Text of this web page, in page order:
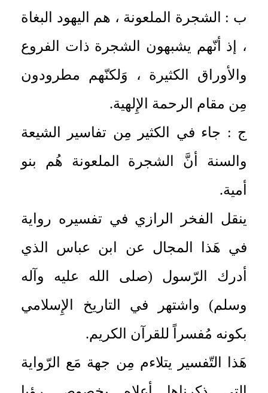
ب : الشجرة الملعونة ، هم اليهود البغاة
، إذ أنّهم يشبهون الشجرة ذات الفروع
والأوراق الكثيرة ، وَلكنّهم مطرودون
مِن مقام الرحمة الإِلهية.
ج : جاء في الكثير مِن تفاسير الشيعة
والسنة أنَّ الشجرة الملعونة هُم بنو
أمية.
ينقل الفخر الرازي في تفسيره رواية
في هَذا المجال عن ابن عباس الذي
أدرك الرّسول (صلى الله عليه وآله
وسلم) واشتهر في التاريخ الإِسلامي
بكونه مُفسراً للقرآن الكريم.
هَذا التّفسير يتلاءم مِن جهة مَع الرّواية